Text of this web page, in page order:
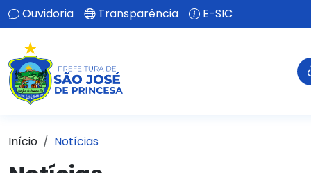
Ouvidoria Transparência E-SIC
Início Notícias